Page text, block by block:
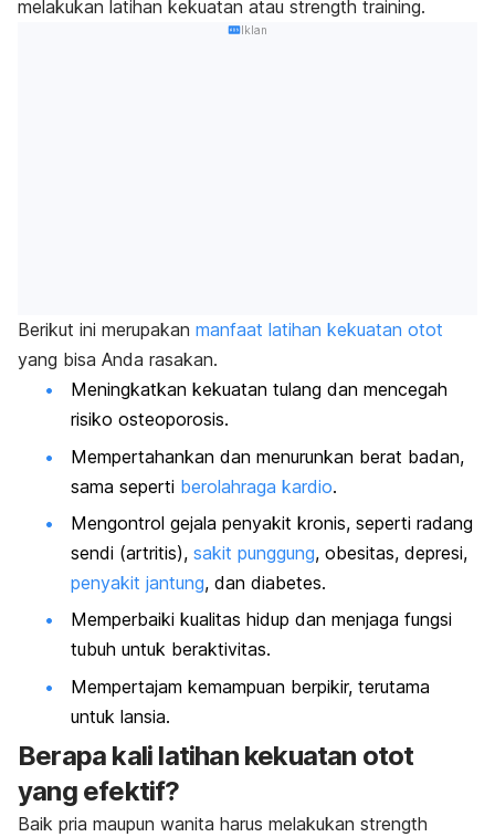
melakukan latihan kekuatan atau strength training.
Iklan
Berikut ini merupakan manfaat latihan kekuatan otot
yang bisa Anda rasakan.
Meningkatkan kekuatan tulang dan mencegah
risiko osteoporosis.
Mempertahankan dan menurunkan berat badan,
sama seperti berolahraga kardio.
Mengontrol gejala penyakit kronis, seperti radang
sendi (artritis), sakit punggung, obesitas, depresi,
penyakit jantung, dan diabetes.
Memperbaiki kualitas hidup dan menjaga fungsi
tubuh untuk beraktivitas.
Mempertajam kemampuan berpikir, terutama
untuk lansia.
Berapa kali latihan kekuatan otot
yang efektif?
Baik pria maupun wanita harus melakukan strength